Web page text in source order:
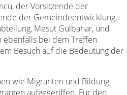
der Vorsitzende der
der Gemeindeentwicklung,
Mesut Gülbahar, und
ebenfalls bei dem Treffen
Besuch auf die Bedeutung der
wie Migranten und Bildung,
aufgegeriffen. Für den